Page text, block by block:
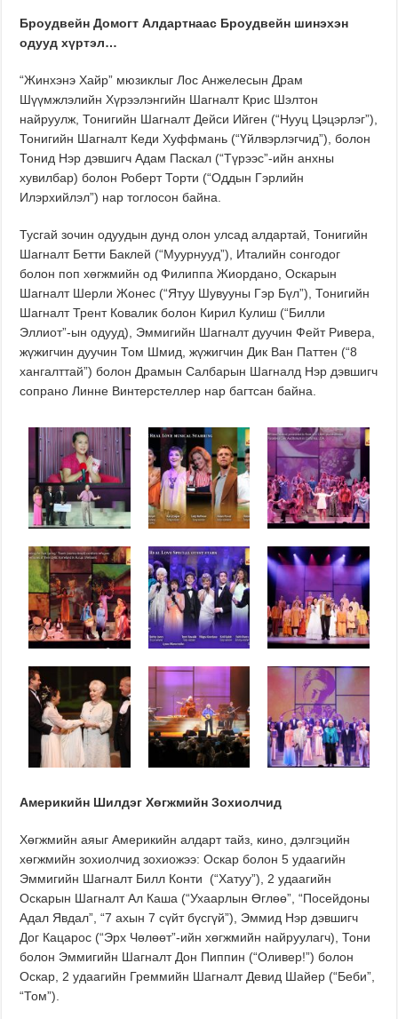
Броудвейн Домогт Алдартнаас Броудвейн шинэхэн
одууд хүртэл…
“Жинхэнэ Хайр” мюзиклыг Лос Анжелесын Драм
Шүүмжлэлийн Хүрээлэнгийн Шагналт Крис Шэлтон
найруулж, Тонигийн Шагналт Дейси Ийген (“Нууц Цэцэрлэг”),
Тонигийн Шагналт Кеди Хуффмань (“Үйлвэрлэгчид”), болон
Тонид Нэр дэвшигч Адам Паскал (“Түрээс”-ийн анхны
хувилбар) болон Роберт Торти (“Оддын Гэрлийн
Илэрхийлэл”) нар тоглосон байна.
Тусгай зочин одуудын дунд олон улсад алдартай, Тонигийн
Шагналт Бетти Баклей (“Муурнууд”), Италийн сонгодог
болон поп хөгжмийн од Филиппа Жиордано, Оскарын
Шагналт Шерли Жонес (“Ятуу Шувууны Гэр Бүл”), Тонигийн
Шагналт Трент Ковалик болон Кирил Кулиш (“Билли
Эллиот”-ын одууд), Эммигийн Шагналт дуучин Фейт Ривера,
жүжигчин дуучин Том Шмид, жүжигчин Дик Ван Паттен (“8
хангалттай”) болон Драмын Салбарын Шагналд Нэр дэвшигч
сопрано Линне Винтерстеллер нар багтсан байна.
Америкийн Шилдэг Хөгжмийн Зохиолчид
Хөгжмийн аяыг Америкийн алдарт тайз, кино, дэлгэцийн
хөгжмийн зохиолчид зохиожээ: Оскар болон 5 удаагийн
Эммигийн Шагналт Билл Конти (“Хатуу”), 2 удаагийн
Оскарын Шагналт Ал Каша (“Ухаарлын Өглөө”, “Посейдоны
Адал Явдал”, “7 ахын 7 сүйт бүсгүй”), Эммид Нэр дэвшигч
Дог Кацарос (“Эрх Чөлөөт”-ийн хөгжмийн найруулагч), Тони
болон Эммигийн Шагналт Дон Пиппин (“Оливер!”) болон
Оскар, 2 удаагийн Греммийн Шагналт Девид Шайер (“Беби”,
“Том”).